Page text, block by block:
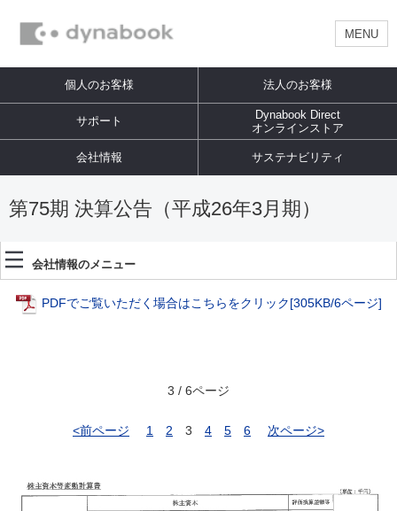
MENU
個人のお客様 法人のお客様
サポート
Dynabook Direct
オンラインストア
会社情報 サステナビリティ
第75期 決算公告（平成26年3月期）
会社情報のメニュー
PDFでご覧いただく場合はこちらをクリック[305KB/6ページ]
3 / 6ページ
<前ページ 1 2 3 4 5 6 次ページ>